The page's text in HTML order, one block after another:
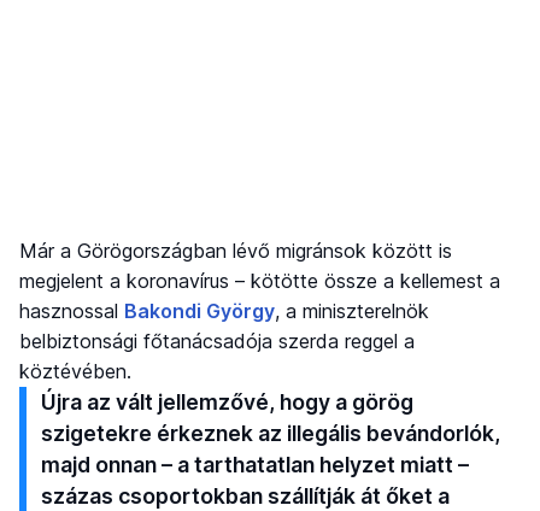
Már a Görögországban lévő migránsok között is
megjelent a koronavírus – kötötte össze a kellemest a
hasznossal Bakondi György, a miniszterelnök
belbiztonsági főtanácsadója szerda reggel a
köztévében.
Újra az vált jellemzővé, hogy a görög
szigetekre érkeznek az illegális bevándorlók,
majd onnan – a tarthatatlan helyzet miatt –
százas csoportokban szállítják át őket a